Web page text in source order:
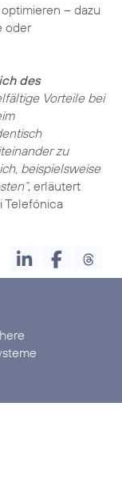
– dazu
oder
des
Vorteile bei
zu
beispielsweise
, erläutert
Telefónica